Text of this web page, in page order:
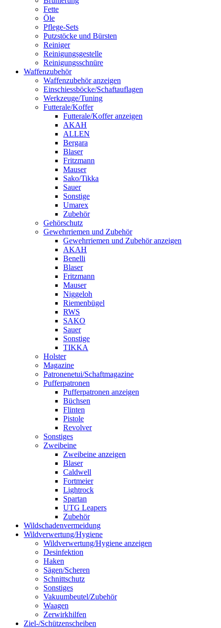
Fette
Öle
Pflege-Sets
Putzstöcke und Bürsten
Reiniger
Reinigungsgestelle
Reinigungsschnüre
Waffenzubehör
Waffenzubehör anzeigen
Einschiessböcke/Schaftauflagen
Werkzeuge/Tuning
Futterale/Koffer
Futterale/Koffer anzeigen
AKAH
ALLEN
Bergara
Blaser
Fritzmann
Mauser
Sako/Tikka
Sauer
Sonstige
Umarex
Zubehör
Gehörschutz
Gewehrriemen und Zubehör
Gewehrriemen und Zubehör anzeigen
AKAH
Benelli
Blaser
Fritzmann
Mauser
Niggeloh
Riemenbügel
RWS
SAKO
Sauer
Sonstige
TIKKA
Holster
Magazine
Patronenetui/Schaftmagazine
Pufferpatronen
Pufferpatronen anzeigen
Büchsen
Flinten
Pistole
Revolver
Sonstiges
Zweibeine
Zweibeine anzeigen
Blaser
Caldwell
Fortmeier
Lightrock
Spartan
UTG Leapers
Zubehör
Wildschadenvermeidung
Wildverwertung/Hygiene
Wildverwertung/Hygiene anzeigen
Desinfektion
Haken
Sägen/Scheren
Schnittschutz
Sonstiges
Vakuumbeutel/Zubehör
Waagen
Zerwirkhilfen
Ziel-/Schützenscheiben